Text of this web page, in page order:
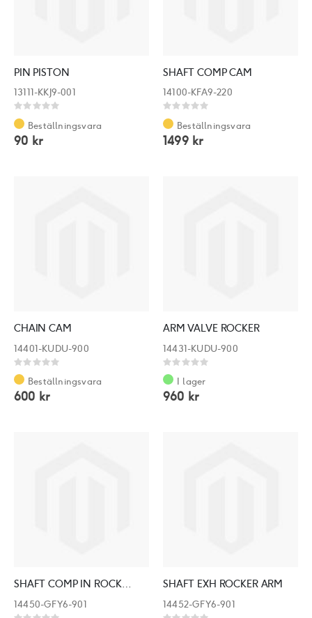
PIN PISTON
13111-KKJ9-001
Rating:
0%
Beställningsvara
90 kr
SHAFT COMP CAM
14100-KFA9-220
Rating:
0%
Beställningsvara
1499 kr
CHAIN CAM
14401-KUDU-900
Rating:
0%
Beställningsvara
600 kr
ARM VALVE ROCKER
14431-KUDU-900
Rating:
0%
I lager
960 kr
SHAFT COMP IN ROCKER ARM
14450-GFY6-901
SHAFT EXH ROCKER ARM
14452-GFY6-901